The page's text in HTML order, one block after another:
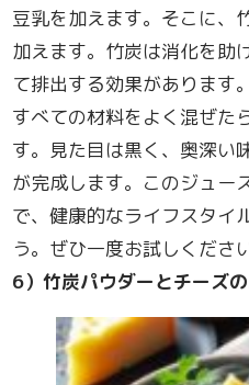
豆乳を加えます。そこに、
加えます。竹炭は消化を助
て排出する効果があります。
すべての材料をよく混ぜた
す。見た目は黒く、奥深い
が完成します。このジュー
で、健康的なライフスタイ
う。ぜひ一度お試しください
6）竹炭パウダーとチーズ